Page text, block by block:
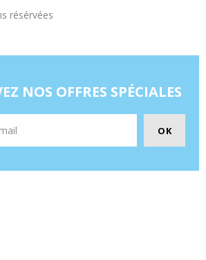
résérvées
NOS OFFRES SPÉCIALES